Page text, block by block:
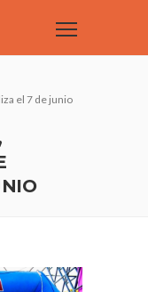
el 7 de junio